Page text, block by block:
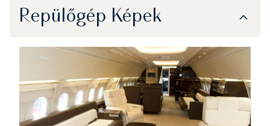
Repülőgép Képek